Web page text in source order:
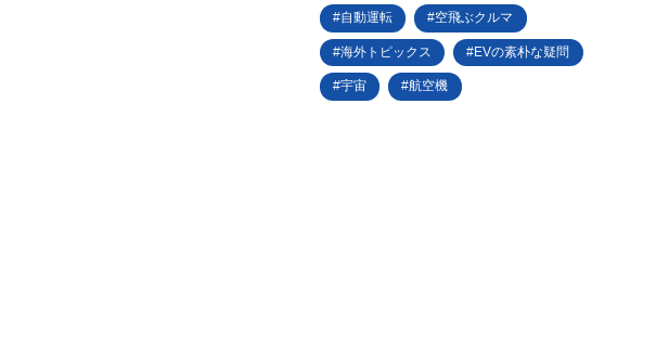
自動運転 空飛ぶクルマ
海外トピックス EVの素朴な疑問
宇宙 航空機